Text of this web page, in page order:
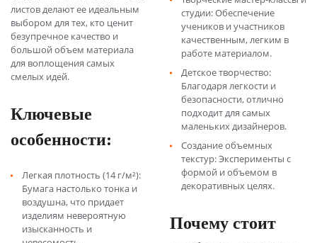
листов делают ее идеальным
выбором для тех, кто ценит
безупречное качество и
большой объем материала
для воплощения самых
смелых идей.
Ключевые
особенности:
Легкая плотность (14 г/м²):
Бумага настолько тонка и
воздушна, что придает
изделиям невероятную
изысканность и
студии: Обеспечение
учеников и участников
качественным, легким в
работе материалом.
Детское творчество:
Благодаря легкости и
безопасности, отлично
подходит для самых
маленьких дизайнеров.
Создание объемных
текстур: Эксперименты с
формой и объемом в
декоративных целях.
Почему стоит